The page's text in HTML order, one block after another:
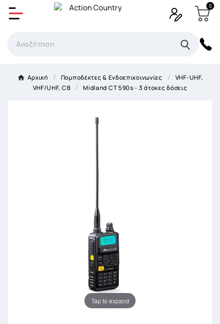
0
Αρχική Πομποδέκτες & Ενδοεπικοινωνίες
VHF-UHF,
VHF/UHF, CB
Midland CT 590s - 3 άτοκες δόσεις
Tap to expand
Δημιουργία λίστα επιθυμητών
×
Όνομα Λίστα επιθυμιτών
Ακύρωση Δημιουργία λίστα επιθυμητών